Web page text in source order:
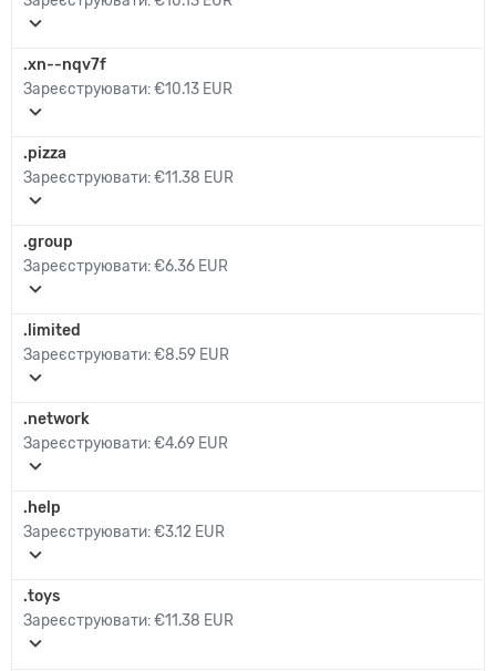
expand_more
.xn--nqv7f
Зареєструювати:€10.13 EUR
expand_more
.pizza
Зареєструювати:€11.38 EUR
expand_more
.group
Зареєструювати:€6.36 EUR
expand_more
.limited
Зареєструювати:€8.59 EUR
expand_more
.network
Зареєструювати:€4.69 EUR
expand_more
.help
Зареєструювати:€3.12 EUR
expand_more
.toys
Зареєструювати:€11.38 EUR
expand_more